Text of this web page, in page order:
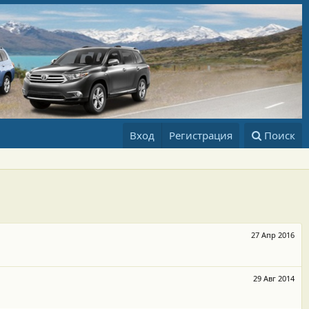
Вход Регистрация Поиск
27 Апр 2016
29 Авг 2014